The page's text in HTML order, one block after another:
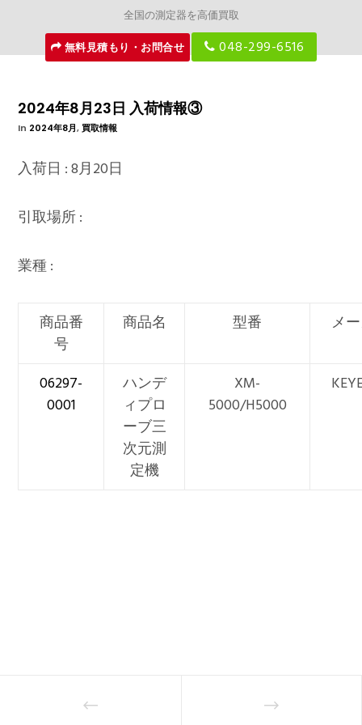
全国の測定器を高価買取
無料見積もり・お問合せ
048-299-6516
2024年8月23日 入荷情報③
In 2024年8月,買取情報
入荷日 : 8月20日
引取場所 :
業種 :
商品番
号
商品名 型番 メ
06297-
0001
ハンデ
ィプロ
ーブ三
次元測
定機
XM-
5000/H5000